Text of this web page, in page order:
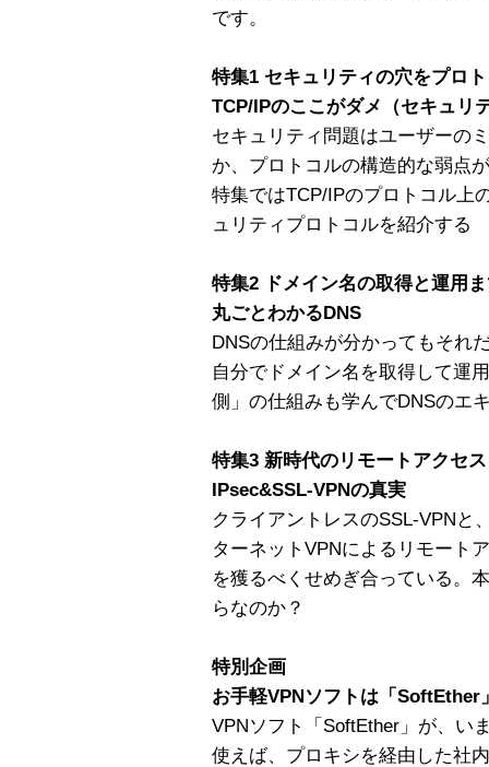
です。
特集1 セキュリティの穴をプロ
TCP/IPのここがダメ（セキュリ
セキュリティ問題はユーザーの
か、プロトコルの構造的な弱点
特集ではTCP/IPのプロトコル上
ュリティプロトコルを紹介する
特集2 ドメイン名の取得と運用
丸ごとわかるDNS
DNSの仕組みが分かってもそれ
自分でドメイン名を取得して運
側」の仕組みも学んでDNSのエ
特集3 新時代のリモートアクセ
IPsec&SSL-VPNの真実
クライアントレスのSSL-VPNと
ターネットVPNによるリモート
を獲るべくせめぎ合っている。
らなのか？
特別企画
お手軽VPNソフトは「SoftEther
VPNソフト「SoftEther」が、い
使えば、プロキシを経由した社